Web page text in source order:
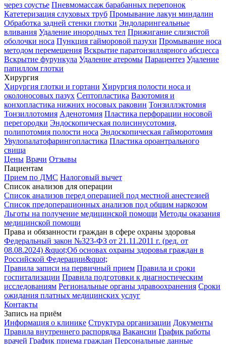
через соустье Пневмомассаж барабанных перепонок
Катетеризация слуховых труб Промывание лакун миндалин
Обработка задней стенки глотки Эндоларингеальные
вливания Удаление инородных тел Прижигание слизистой
оболочки носа Пункция гайморовой пазухи Промывание носа
методом перемещения Вскрытие паратонзиллярного абсцесса
Вскрытие фурункула Удаление атеромы Парацентез Удаление
папиллом глотки
Хирургия
Хирургия глотки и гортани Хирургия полости носа и
околоносовых пазух Септопластика Вазотомия и
конхопластика нижних носовых раковин Тонзиллэктомия
Тонзиллотомия Аденотомия Пластика перфорации носовой
перегородки Эндоскопическая полисинусотомия,
полипотомия полости носа Эндоскопическая гайморотомия
Увулопалатофарингопластика Пластика ороантрального
свища
Цены Врачи Отзывы
Пациентам
Прием по ДМС Налоговый вычет
Список анализов для операции
Список анализов перед операцией под местной анестезией
Список предоперационных анализов под общим наркозом
Льготы на получение медицинской помощи Методы оказания
медицинской помощи
Права и обязанности граждан в сфере охраны здоровья
Федеральный закон №323-ФЗ от 21.11.2011 г. (ред. от
08.08.2024) &quot;Об основах охраны здоровья граждан в
Российской Федерации&quot;
Правила записи на первичный прием Правила и сроки
госпитализации Правила подготовки к диагностическим
исследованиям Региональные органы здравоохранения Сроки
ожидания платных медицинских услуг
Контакты
Запись на приём
Информация о клинике Структура организации Документы
Правила внутреннего распорядка Вакансии График работы
врачей График приема граждан Персональные данные